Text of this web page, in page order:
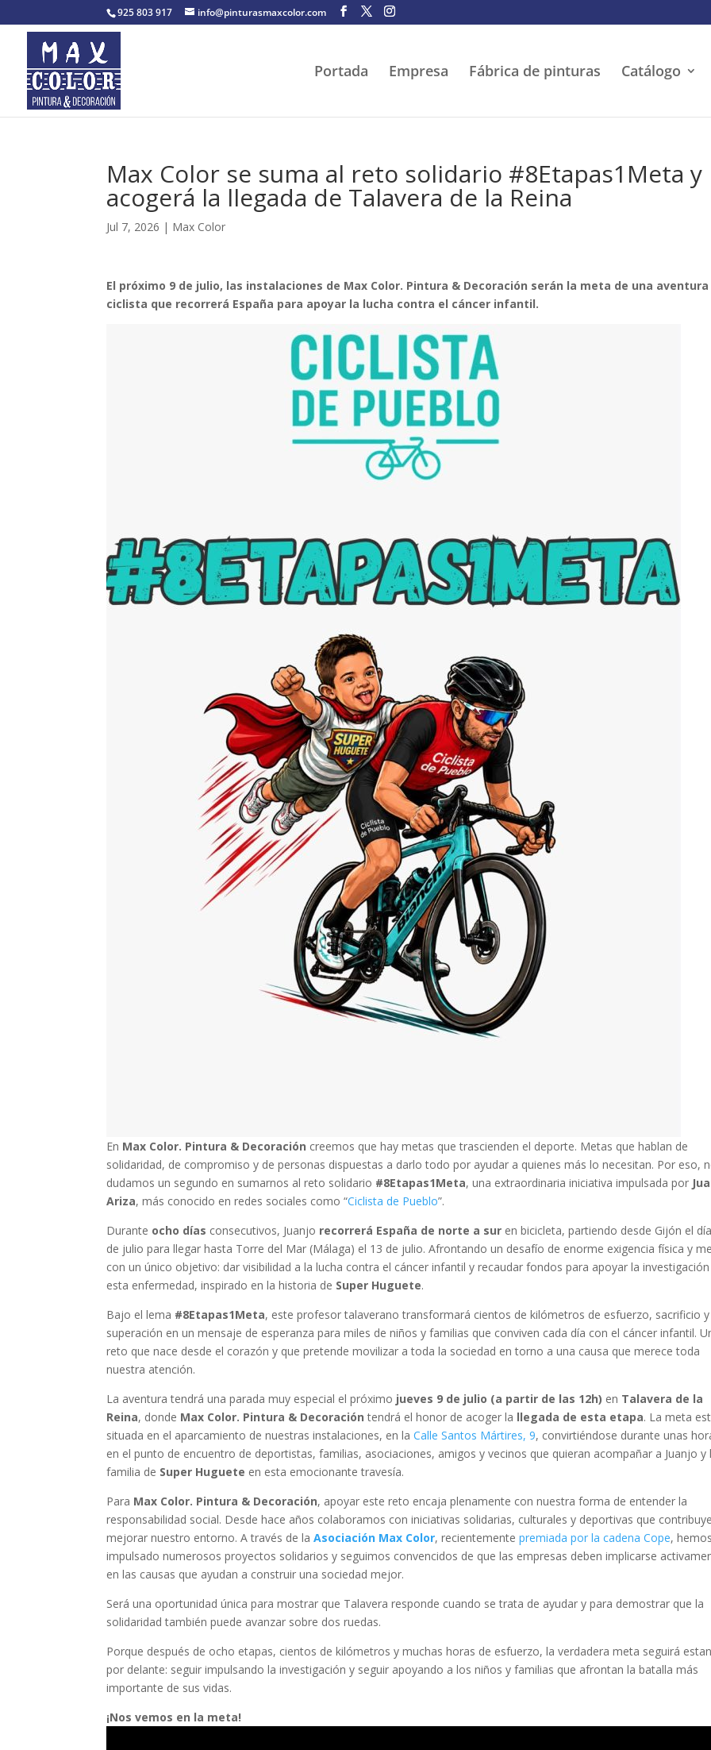
925 803 917 info@pinturasmaxcolor.com
Portada Empresa Fábrica de pinturas Catálogo
Max Color se suma al reto solidario #8Etapas1Meta y
acogerá la llegada de Talavera de la Reina
Jul 7, 2026 | Max Color
El próximo 9 de julio, las instalaciones de Max Color. Pintura & Decoración serán la meta de una aventura
ciclista que recorrerá España para apoyar la lucha contra el cáncer infantil.
En Max Color. Pintura & Decoración creemos que hay metas que trascienden el deporte. Metas que hablan de
solidaridad, de compromiso y de personas dispuestas a darlo todo por ayudar a quienes más lo necesitan. Por eso,
dudamos un segundo en sumarnos al reto solidario #8Etapas1Meta, una extraordinaria iniciativa impulsada por
Ariza, más conocido en redes sociales como “Ciclista de Pueblo”.
Durante ocho días consecutivos, Juanjo recorrerá España de norte a sur en bicicleta, partiendo desde Gijón el
de julio para llegar hasta Torre del Mar (Málaga) el 13 de julio. Afrontando un desafío de enorme exigencia física y
con un único objetivo: dar visibilidad a la lucha contra el cáncer infantil y recaudar fondos para apoyar la
esta enfermedad, inspirado en la historia de Super Huguete.
Bajo el lema #8Etapas1Meta, este profesor talaverano transformará cientos de kilómetros de esfuerzo, sacrificio y
superación en un mensaje de esperanza para miles de niños y familias que conviven cada día con el cáncer infantil.
reto que nace desde el corazón y que pretende movilizar a toda la sociedad en torno a una causa que merece toda
nuestra atención.
La aventura tendrá una parada muy especial el próximo jueves 9 de julio (a partir de las 12h) en Talavera de la
Reina, donde Max Color. Pintura & Decoración tendrá el honor de acoger la llegada de esta etapa. La meta
situada en el aparcamiento de nuestras instalaciones, en laCalle Santos Mártires, 9, convirtiéndose durante unas
en el punto de encuentro de deportistas, familias, asociaciones, amigos y vecinos que quieran acompañar a Juanjo y
familia de Super Huguete en esta emocionante travesía.
Para Max Color. Pintura & Decoración, apoyar este reto encaja plenamente con nuestra forma de entender la
responsabilidad social. Desde hace años colaboramos con iniciativas solidarias, culturales y deportivas que
mejorar nuestro entorno. A través de laAsociación Max Color, recientementepremiada por la cadena Cope, hemos
impulsado numerosos proyectos solidarios y seguimos convencidos de que las empresas deben implicarse
en las causas que ayudan a construir una sociedad mejor.
Será una oportunidad única para mostrar que Talavera responde cuando se trata de ayudar y para demostrar que la
solidaridad también puede avanzar sobre dos ruedas.
Porque después de ocho etapas, cientos de kilómetros y muchas horas de esfuerzo, la verdadera meta seguirá
por delante: seguir impulsando la investigación y seguir apoyando a los niños y familias que afrontan la batalla más
importante de sus vidas.
¡Nos vemos en la meta!